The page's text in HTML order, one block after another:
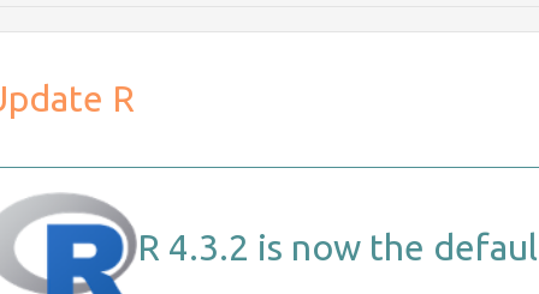
à
14h R
R 4.3.2 is now the